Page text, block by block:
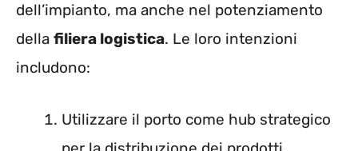
dell’impianto, ma anche nel potenziamento
della filiera logistica. Le loro intenzioni
includono:
Utilizzare il porto come hub strategico